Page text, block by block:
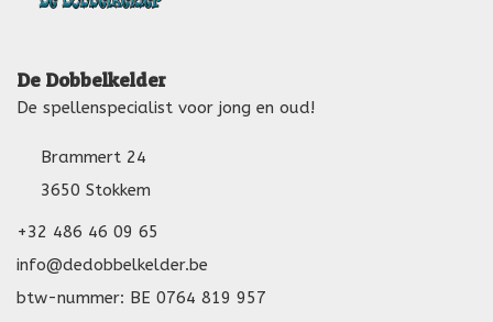
De Dobbelkelder
De spellenspecialist voor jong en oud!
Brammert 24
3650 Stokkem
+32 486 46 09 65
info@dedobbelkelder.be
btw-nummer: BE 0764 819 957